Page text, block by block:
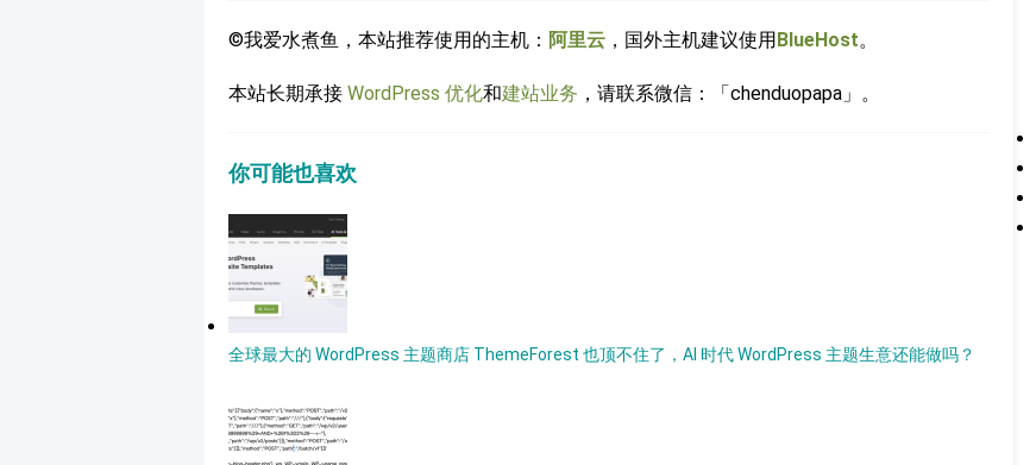
©我爱水煮鱼，本站推荐使用的主机： 阿里云 ，国外主机建议使用BlueHost。
本站长期承接 WordPress 优化和建站业务 ，请联系微信：「chenduopapa」。
你可能也喜欢
全球最大的 WordPress 主题商店 ThemeForest 也顶不住了，AI 时代 WordPress 主题生意还能做吗？